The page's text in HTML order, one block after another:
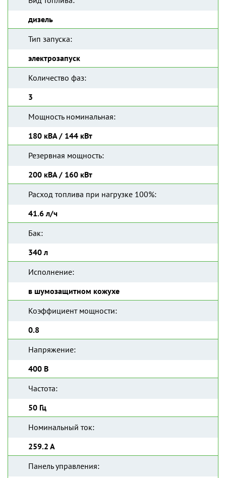
дизель
Тип запуска:
электрозапуск
Количество фаз:
3
Мощность номинальная:
180 кВА / 144 кВт
Резервная мощность:
200 кВА / 160 кВт
Расход топлива при нагрузке 100%:
41.6 л/ч
Бак:
340 л
Исполнение:
в шумозащитном кожухе
Коэффициент мощности:
0.8
Напряжение:
400 В
Частота:
50 Гц
Номинальный ток:
259.2 А
Панель управления: